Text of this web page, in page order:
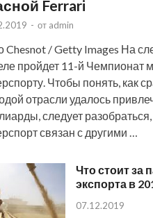
Ferrari
- от admin
Chesnot / Getty Images На
пройдет 11-й Чемпионат
Чтобы понять, как
отрасли удалось
следует разобраться,
связан с другими …
Что стоит за
экспорта в
07.12.2019